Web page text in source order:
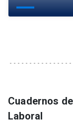
Cuadernos
Laboral